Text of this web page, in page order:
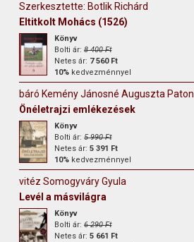
Szerkesztette: Botlik Richárd
Eltitkolt Mohács (1526)
Könyv
Bolti ár:8 400 Ft
Netes ár: 7 560 Ft
10% kedvezménnyel
báró Kemény Jánosné Auguszta Paton
Önéletrajzi emlékezések
Könyv
Bolti ár:5 990 Ft
Netes ár:5 391 Ft
10% kedvezménnyel
vitéz Somogyváry Gyula
Levél a másvilágra
Könyv
Bolti ár:6 290 Ft
Netes ár:5 661 Ft